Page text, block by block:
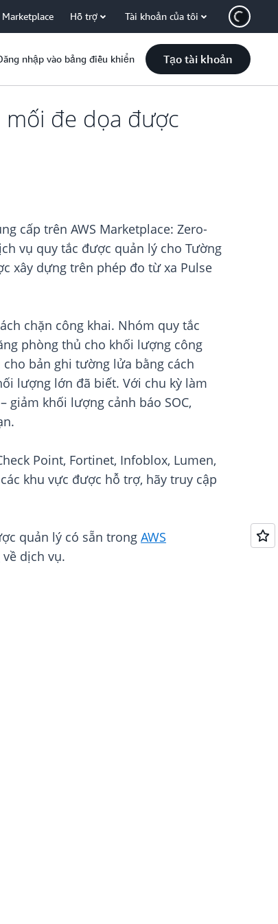
Marketplace Hỗ trợ Tài khoản của tôi
nhập vào bảng điều khiển Tạo tài khoản
mối đe dọa được
cấp trên AWS Marketplace: Zero-
vụ quy tắc được quản lý cho Tường
xây dựng trên phép đo từ xa Pulse
chặn công khai. Nhóm quy tắc
phòng thủ cho khối lượng công
bản ghi tường lửa bằng cách
lượng lớn đã biết. Với chu kỳ làm
khối lượng cảnh báo SOC,
Point, Fortinet, Infoblox, Lumen,
khu vực được hỗ trợ, hãy truy cập
quản lý có sẵn trong AWS
về dịch vụ.